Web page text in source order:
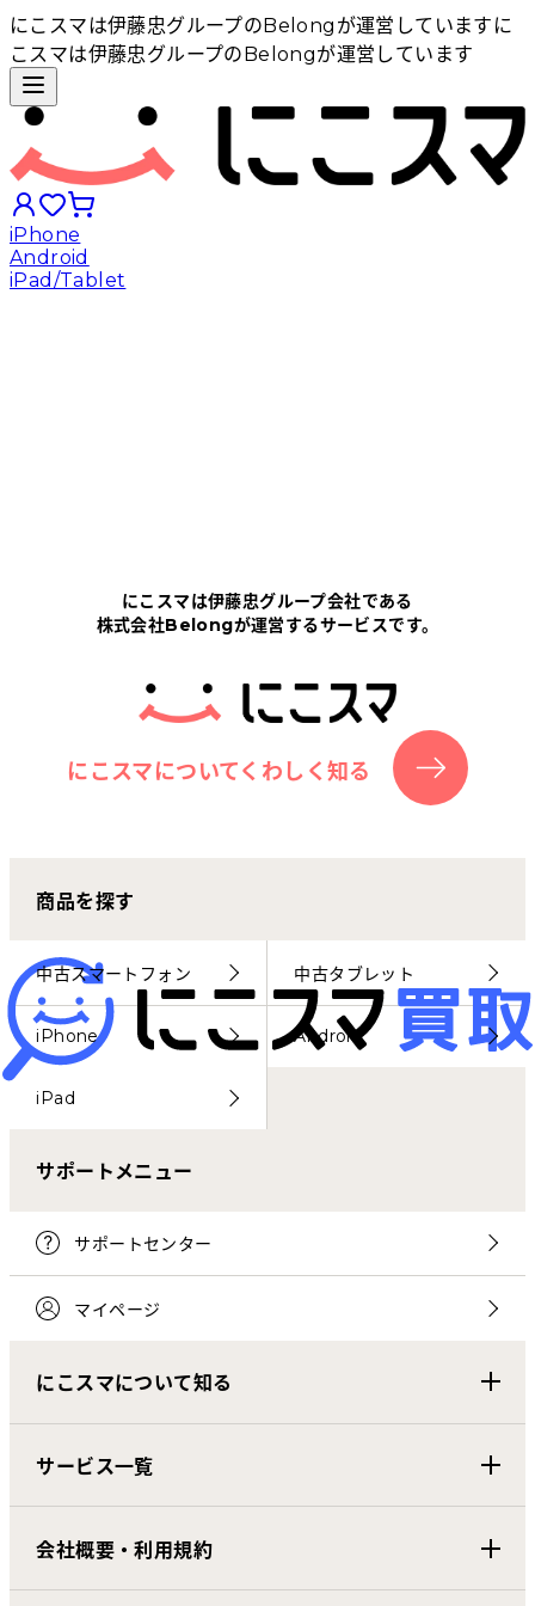
にこスマは伊藤忠グループのBelongが運営しています に
こスマは伊藤忠グループのBelongが運営しています
iPhone
Android
iPad/Tablet
にこスマについて
サポートセンター
お客さまの声
にこスマ通信
マイページ
にこスマは伊藤忠グループ会社である
株式会社Belongが運営するサービスです。
にこスマについてくわしく知る
商品を探す
中古スマートフォン 中古タブレット
iPhone Android
iPad
サポートメニュー
サポートセンター
マイページ
にこスマについて知る
サービス一覧
会社概要・利用規約